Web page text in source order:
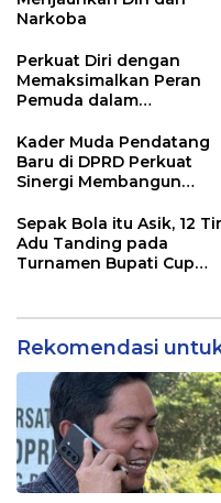
Narkoba
Perkuat Diri dengan
Memaksimalkan Peran
Pemuda dalam
Kader Muda Pendatang
Baru di DPRD Perkuat
Sinergi Membangun
Sepak Bola itu Asik, 12
Adu Tanding pada
Turnamen Bupati Cup
Rekomendasi